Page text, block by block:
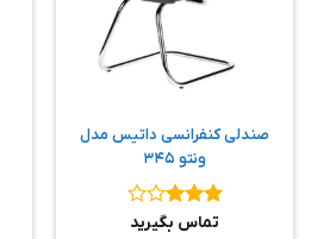
صندلی کنفرانسی داتیس مدل
ونتو ۳۴۵
نمره ۳
تماس بگیرید